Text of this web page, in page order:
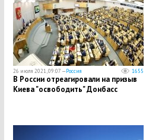
26 июля 2021, 09:07 —Россия 1655
В России отреагировали на призыв
Киева "освободить" Донбасс